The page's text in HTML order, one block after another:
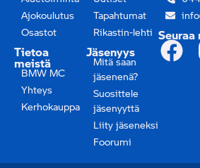
Ajokoulutus
Osastot
Tietoa
meistä
BMW MC
Yhteys
Kerhokauppa
Tapahtumat
Rikastin-lehti
Jäsenyys
Mitä saan
jäsenenä?
Suosittele
jäsenyyttä
Liity jäseneksi
Foorumi
Seuraa